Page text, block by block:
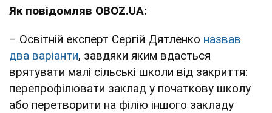
Як повідомляв OBOZ.UA:
– Освітній експерт Сергій Дятленко назвав
два варіанти, завдяки яким вдасться
врятувати малі сільські школи від закриття:
перепрофілювати заклад у початкову школу
або перетворити на філію іншого закладу